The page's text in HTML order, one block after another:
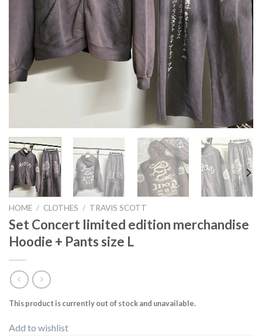
HOME / CLOTHES / TRAVIS SCOTT
Set Concert limited edition merchandise
Hoodie + Pants size L
This product is currently out of stock and unavailable.
Add to wishlist